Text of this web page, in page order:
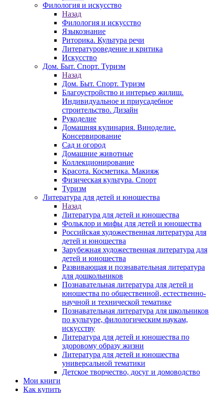
Филология и искусство
Назад
Филология и искусство
Языкознание
Риторика. Культура речи
Литературоведение и критика
Искусство
Дом. Быт. Спорт. Туризм
Назад
Дом. Быт. Спорт. Туризм
Благоустройство и интерьер жилищ.
Индивидуальное и приусадебное
строительство. Дизайн
Рукоделие
Домашняя кулинария. Виноделие.
Консервирование
Сад и огород
Домашние животные
Коллекционирование
Красота. Косметика. Макияж
Физическая культура. Спорт
Туризм
Литература для детей и юношества
Назад
Литература для детей и юношества
Фольклор и мифы для детей и юношества
Российская художественная литература для
детей и юношества
Зарубежная художественная литература для
детей и юношества
Развивающая и познавательная литература
для дошкольников
Познавательная литература для детей и
юношества по общественной, естественно-
научной и технической тематике
Познавательная литература для школьников
по культуре, филологическим наукам,
искусству
Литература для детей и юношества по
здоровому образу жизни
Литература для детей и юношества
универсальной тематики
Детское творчество, досуг и домоводство
Мои книги
Как купить